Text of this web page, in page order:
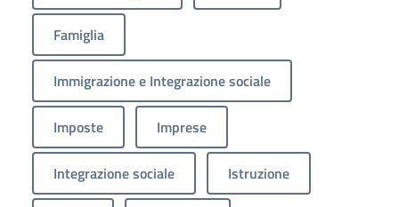
Famiglia
Immigrazione e Integrazione sociale
Imposte Imprese
Integrazione sociale Istruzione